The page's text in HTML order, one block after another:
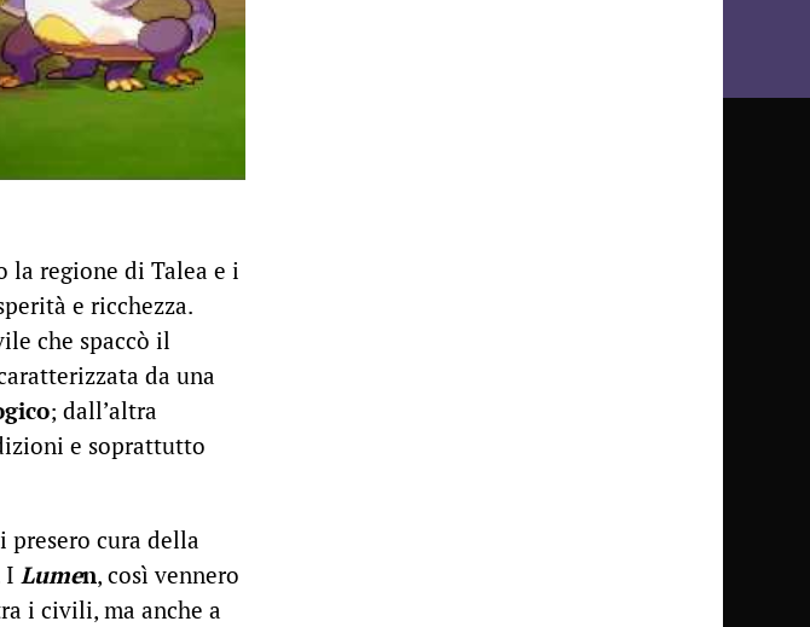
la regione di Talea e i
e ricchezza.
che spaccò il
da una
; dall’altra
e soprattutto
cura della
I Lumen, così vennero
i civili, ma anche a